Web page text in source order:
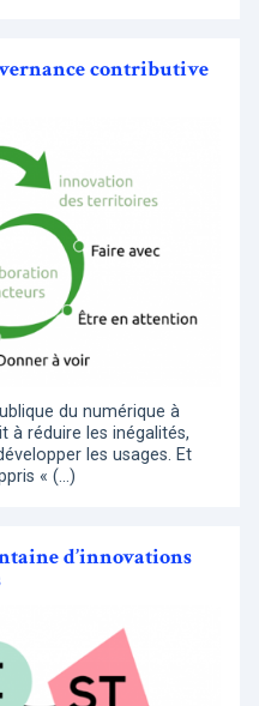
contributive
du numérique à
à réduire les inégalités,
les usages. Et
« (…)
d’innovations